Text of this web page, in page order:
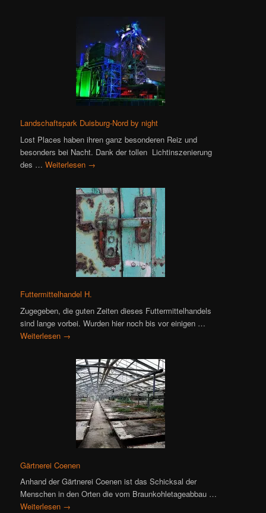
Landschaftspark Duisburg-Nord by night
Lost Places haben ihren ganz besonderen Reiz und
besonders bei Nacht. Dank der tollen Lichtinszenierung
des …Weiterlesen →
Futtermittelhandel H.
Zugegeben, die guten Zeiten dieses Futtermittelhandels
sind lange vorbei. Wurden hier noch bis vor einigen …
Weiterlesen →
Gärtnerei Coenen
Anhand der Gärtnerei Coenen ist das Schicksal der
Menschen in den Orten die vom Braunkohletageabbau …
Weiterlesen →